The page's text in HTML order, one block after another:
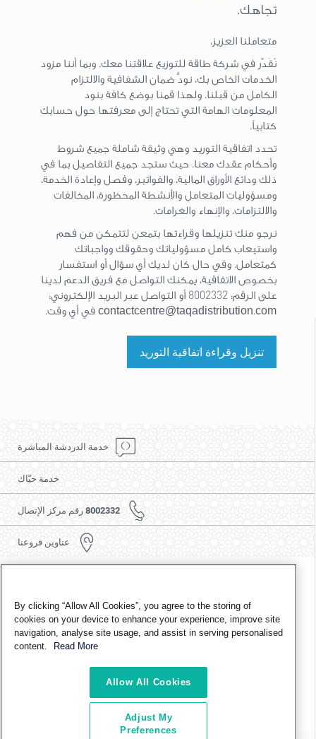
تجاهك.
متعاملنا العزيز،
نُقَدِّر في شركة طاقة للتوزيع علاقتنا معك. وبما أننا مزود
الخدمات الخاص بك، نودُّ ضمان الشفافية والالتزام
الكامل من قبلنا. ولهذا قمنا بوضع كافة بنود
المعلومات الهامة التي تحتاج إلى معرفتها حول حسابك
كتابياً.
تحدد اتفاقية التوريد وهي وثيقة شاملة جميع شروط
وأحكام عقدك معنا. حيث ستجد جميع التفاصيل بما في
ذلك ودائع الأوراق المالية، والفواتير، وفصل وإعادة الخدمة،
ومسؤوليات المتعامل والأنشطة المحظورة، المخالفات
والالتزامات، والإنهاء والغرامات.
نرجو منك تنزيلها وقراءتها بتمعن لتتمكن من فهم
واستيعاب كامل مسؤولياتك وحقوقك وواجباتك
كمتعامل. وفي حال كان لديك أي سؤال أو استفسار
بخصوص الاتفاقية، يمكنك التواصل مع فريق الدعم لدينا
على الرقم: 8002332 أو التواصل عبر البريد الإلكتروني:
contactcentre@taqadistribution.com في أي وقت.
تنزيل وقراءة اتفاقية التوريد
خدمة الدردشة المباشرة
خدمة حيّاك
8002332 رقم مركز الإتصال
عناوين فروعنا
شروط الاستخدام
سياسة الخصوصية
الوظائف والفرص التدريبية
الأخلاقيات المهنية والالتزام
حقوق التأليف والنشر محفوظة لطاقة للتوزيع © 2024 جميع الحقوق محفوظة.
آخر تحديث في
06/10/2016
By clicking “Allow All Cookies”, you agree to the storing of
cookies on your device to enhance your experience, improve site
navigation, analyse site usage, and assist in serving personalised
content.
Read More
Allow All Cookies
Adjust My
Preferences